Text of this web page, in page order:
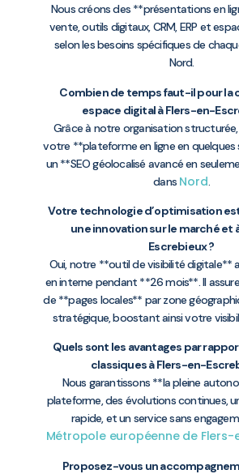
Nous créons des **présentations en
vente, outils digitaux, CRM, ERP et
selon les besoins spécifiques de
Nord.
Combien de temps faut-il pour la
espace digital à Flers-en-
Grâce à notre organisation
votre **plateforme en ligne en quelques
un **SEO géolocalisé avancé en
dans Nord.
Votre technologie d’optimisation
une innovation sur le marché et
Escrebieux ?
Oui, notre **outil de visibilité digitale**
en interne pendant **26 mois**. Il
de **pages locales** par zone
stratégique, boostant ainsi votre
Quels sont les avantages par
classiques à Flers-en-
Nous garantissons **la pleine
plateforme, des évolutions continues,
rapide, et un service sans
Métropole européenne de Flers-
Proposez-vous un